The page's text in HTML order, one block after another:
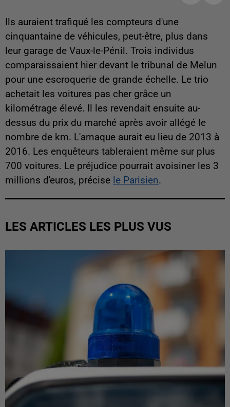
Ils auraient trafiqué les compteurs d'une
cinquantaine de véhicules, peut-être, plus dans
leur garage de Vaux-le-Pénil. Trois individus
comparaissaient hier devant le tribunal de Melun
pour une escroquerie de grande échelle. Le trio
achetait les voitures pas cher grâce un
kilométrage élevé. Il les revendait ensuite au-
dessus du prix du marché après avoir allégé le
nombre de km. L'arnaque aurait eu lieu de 2013 à
2016. Les enquêteurs tableraient même sur plus
700 voitures. Le préjudice pourrait avoisiner les 3
millions d'euros, précise le Parisien.
LES ARTICLES LES PLUS VUS